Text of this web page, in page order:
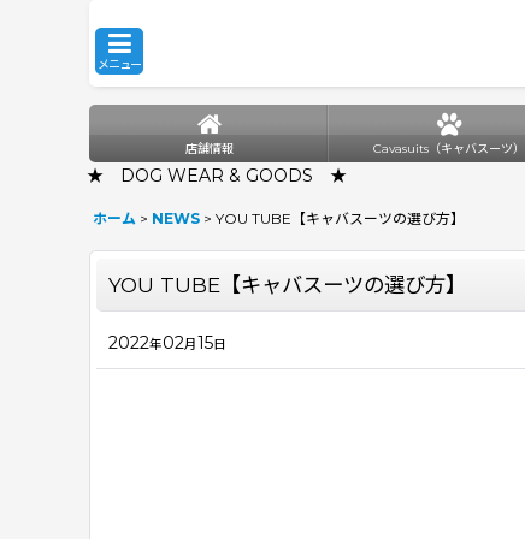
メニュー
店舗情報 Cavasuits（キャバスーツ）
★ DOG WEAR & GOODS ★
ホーム > NEWS > YOU TUBE【キャバスーツの選び方】
YOU TUBE【キャバスーツの選び方】
2022年02月15日